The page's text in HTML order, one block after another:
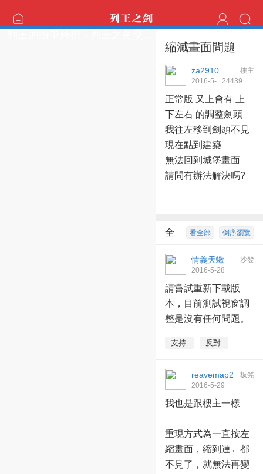
縮減畫面問題
樓主
za2910
24439
2016-5-
正常版 又上會有 上
下左右 的調整劍頭
我往左移到劍頭不見
現在點到建築
無法回到城堡畫面
請問有辦法解決嗎?
倒序瀏覽
看全部
全
部回復 9 沙發
情義天蠍
2016-5-28
請嘗試重新下載版
本，目前測試視窗調
整是沒有任何問題。
支持 反對
板凳
reavemap2
2016-5-29
我也是跟樓主一樣
重現方式為一直按左
縮畫面，縮到連←都
不見了，就無法再變